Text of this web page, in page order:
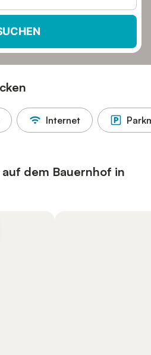
Internet
dem Bauernhof in